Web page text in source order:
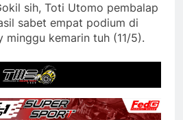
sih, Toti Utomo pembalap
sabet empat podium di
minggu kemarin tuh (11/5).